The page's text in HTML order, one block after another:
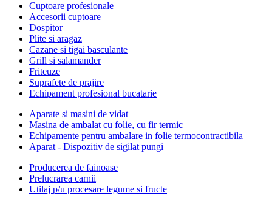
Cuptoare profesionale
Accesorii cuptoare
Dospitor
Plite si aragaz
Cazane si tigai basculante
Grill si salamander
Friteuze
Suprafete de prajire
Echipament profesional bucatarie
Aparate si masini de vidat
Masina de ambalat cu folie, cu fir termic
Echipamente pentru ambalare in folie termocontractibila
Aparat - Dispozitiv de sigilat pungi
Producerea de fainoase
Prelucrarea carnii
Utilaj p/u procesare legume si fructe